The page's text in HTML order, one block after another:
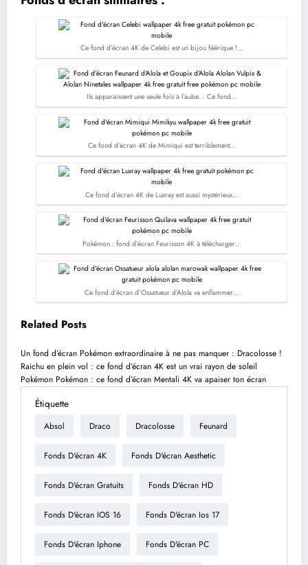
a w
t
e
m
a
i
l
h
a
t
s
A
p
p
o
p
y
L
i
n
k
e
s
s
e
n
g
e
r
a
p
c
h
a
t
h
a
r
e
Ce fond d’écran 4K de Celebi est un bijou féérique !…
Ils apparaissent une seule fois à l’aube… Ce fond…
Ce fond d’écran 4K de Mimiqui est terriblement…
Ce fond d’écran 4K de Luxray est aussi mystérieux…
Pokémon : fond d’écran Feurisson 4K à télécharger…
Ce fond d’écran d’Ossatueur d’Alola va enflammer…
Related Posts
Un fond d’écran Pokémon extraordinaire à ne pas manquer : Dracolosse !
Raichu en plein vol : ce fond d’écran 4K est un vrai rayon de soleil
Pokémon Pokémon : ce fond d’écran Mentali 4K va apaiser ton écran
Étiquette
Absol Draco Dracolosse Feunard
Fonds D'écran 4K Fonds D'écran Aesthetic
Fonds D'écran Gratuits Fonds D'écran HD
Fonds D'écran IOS 16 Fonds D'écran Ios 17
Fonds D'écran Iphone Fonds D'écran PC